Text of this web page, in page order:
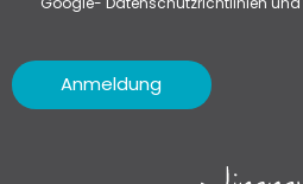
Anmeldung